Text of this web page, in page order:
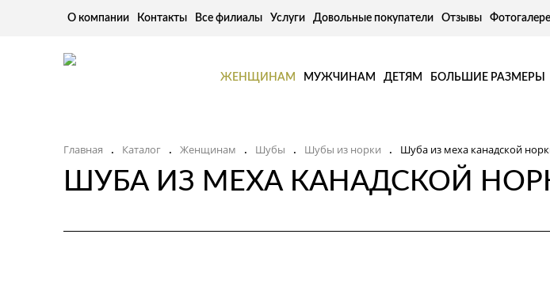
О компании Контакты Все филиалы Услуги Довольные покупатели Отзывы
ЖЕНЩИНАМ МУЖЧИНАМ ДЕТЯМ БОЛЬШИЕ РАЗМЕРЫ
Главная . Каталог . Женщинам . Шубы . Шубы из норки . Шуба из меха канадской
ШУБА ИЗ МЕХА КАНАДСКОЙ